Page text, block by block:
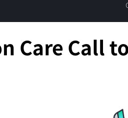
Care Call